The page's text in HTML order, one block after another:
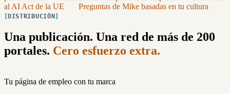
al AI Act de la UE
Preguntas de Mike basadas en tu cultura
DISTRIBUCIÓN
Una publicación. Una red de más de 200
portales. Cero esfuerzo extra.
Tu página de empleo con tu marca